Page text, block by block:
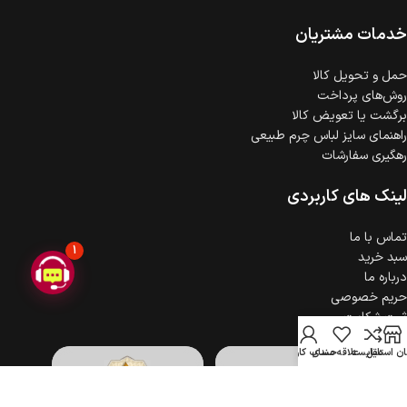
گارانتی معتبر برای تمامی محصولات ارائه می‌شود.خدمات مشتریان
حمل‌ و تحویل کالا
روش‌های پرداخت
برگشت یا تعویض کالا
راهنمای سایز لباس چرم طبیعی
رهگیری سفارشات
لینک های کاربردی
تماس با ما
سبد خرید
درباره ما
حریم خصوصی
ثبت شکایت
استایلمقایسهعلاقه مندی
حساب کاربری
1